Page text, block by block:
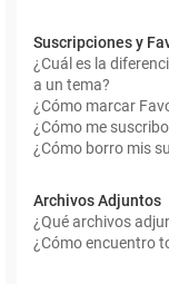
Suscripciones y
¿Cuál es la
a un tema?
¿Cómo marcar
¿Cómo me
¿Cómo borro mis
Archivos Adjuntos
¿Qué archivos
¿Cómo encuentro